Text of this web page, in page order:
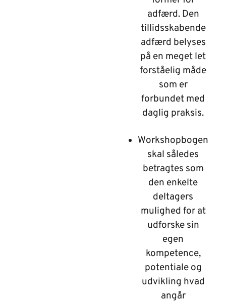
adfærd. Den
tillidsskabende
adfærd belyses
på en meget let
forståelig måde
som er
forbundet med
daglig praksis.
Workshopbogen
skal således
betragtes som
den enkelte
deltagers
mulighed for at
udforske sin
egen
kompetence,
potentiale og
udvikling hvad
angår